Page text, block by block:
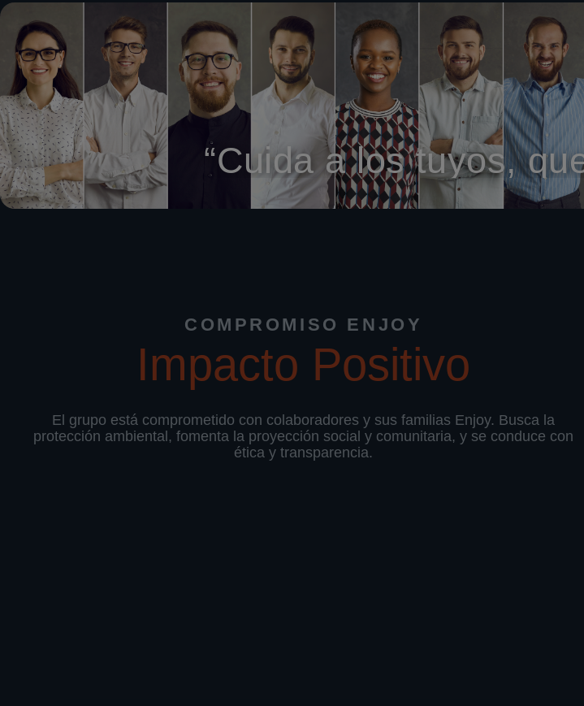
“Cuida a los tuyos,
COMPROMISO ENJOY
Impacto Positivo
El grupo está comprometido con colaboradores y sus familias Enjoy. Busca la
protección ambiental, fomenta la proyección social y comunitaria, y se conduce con
ética y transparencia.